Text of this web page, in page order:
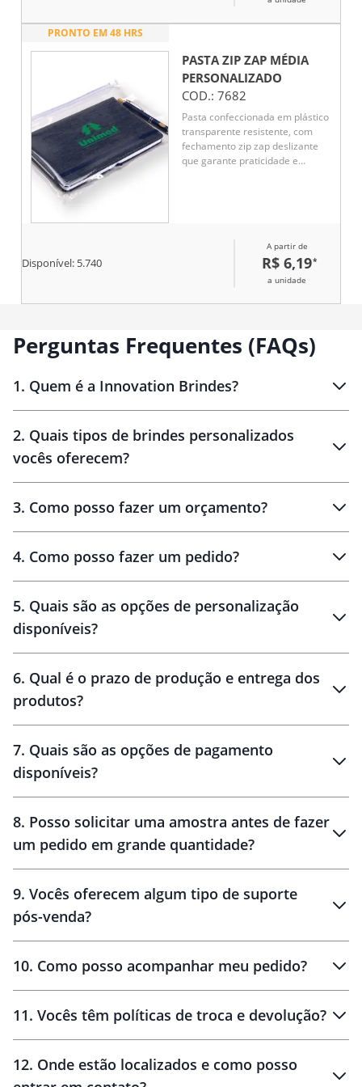
funcionalidade e design
moderno em um único
acessório.
PRONTO EM 48 HRS
PASTA ZIP ZAP MÉDIA
PERSONALIZADO
COD.: 7682
Pasta confeccionada em plástico
transparente resistente, com
fechamento zip zap deslizante
que garante praticidade e
Disponível: 5.740
A partir de
R$ 6,19*
a unidade
Perguntas Frequentes (FAQs)
1. Quem é a Innovation Brindes?
Brindes personalizados
2. Quais tipos de brindes personalizados
vocês oferecem?
personalizados
3. Como posso fazer um orçamento?
brinde
personalização
4. Como posso fazer um pedido?
amostra virtual
5. Quais são as opções de personalização
disponíveis?
6. Qual é o prazo de produção e entrega dos
produtos?
10 dias
brinde
48 horas
7. Quais são as opções de pagamento
disponíveis?
8. Posso solicitar uma amostra antes de fazer
um pedido em grande quantidade?
amostras
9. Vocês oferecem algum tipo de suporte
pós-venda?
10. Como posso acompanhar meu pedido?
11. Vocês têm políticas de troca e devolução?
12. Onde estão localizados e como posso